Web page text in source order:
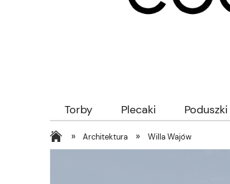
Torby Plecaki Poduszki
» Architektura » Willa Wajów